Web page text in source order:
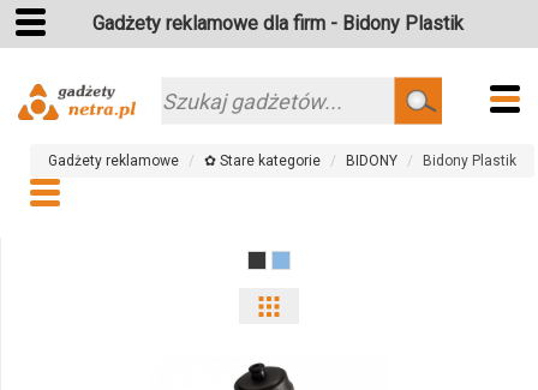
Gadżety reklamowe dla firm - Bidony Plastik
Szukaj
Gadżety reklamowe ✿ Stare kategorie BIDONY Bidony Plastik